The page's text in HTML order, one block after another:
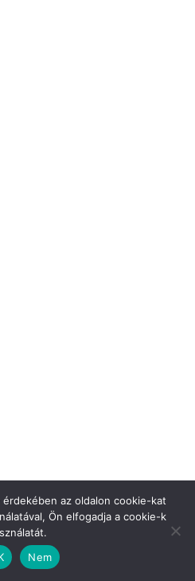
az oldalon cookie-kat
Ön elfogadja a cookie-k
Nem